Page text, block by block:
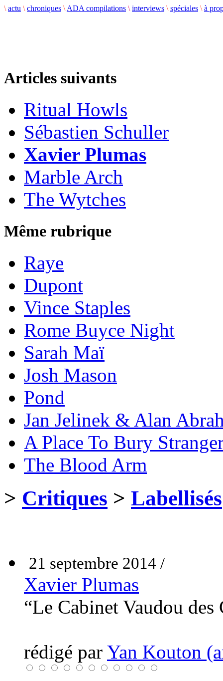
\ actu \ chroniques \ ADA compilations \ interviews \ spéciales \ à
Articles suivants
Ritual Howls
Sébastien Schuller
Xavier Plumas
Marble Arch
The Wytches
Même rubrique
Raye
Dupont
Vince Staples
Rome Buyce Night
Sarah Maï
Josh Mason
Pond
Jan Jelinek & Alan
A Place To Bury
The Blood Arm
> Critiques > Labellisés
21 septembre 2014 /
Xavier Plumas
“Le Cabinet Vaudou
rédigé par Yan Kouton